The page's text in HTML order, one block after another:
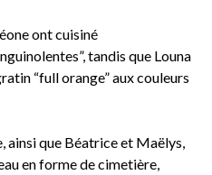
ont cuisiné
tandis que Louna
“full orange” aux couleurs
ainsi que Béatrice et Maëlys,
en forme de cimetière,